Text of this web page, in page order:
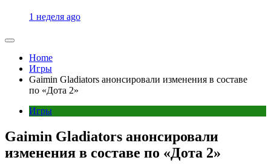
1 неделя ago
Home
Игры
Gaimin Gladiators анонсировали изменения в составе
по «Дота 2»
Игры
Gaimin Gladiators анонсировали
изменения в составе по «Дота 2»